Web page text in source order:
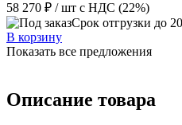
58 270 ₽ / шт с НДС (22%)
Срок отгрузки до
В корзину
Показать все предложения
Описание товара